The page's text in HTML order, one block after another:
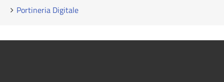
Portineria Digitale